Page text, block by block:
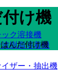
ク溶接機
樹脂溶着機
ザー・抽出機
け機
んだ付け機